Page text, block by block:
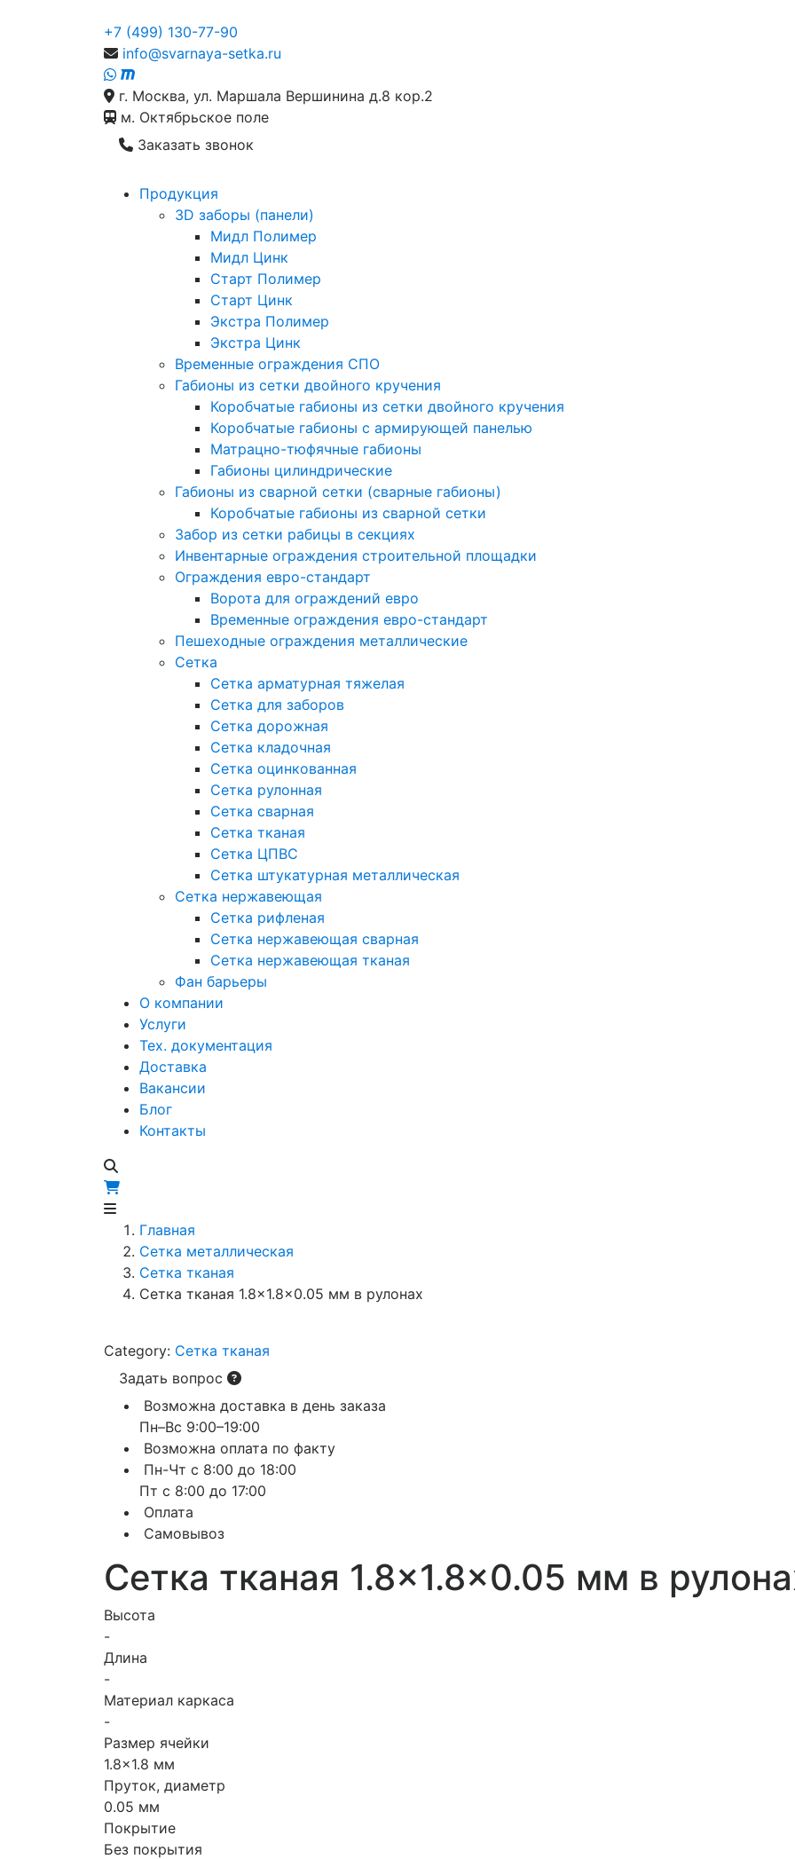
+7 (499) 130-77-90
info@svarnaya-setka.ru
г. Москва, ул. Маршала Вершинина д.8 кор.2
м. Октябрьское поле
Заказать звонок
Продукция
3D заборы (панели)
Мидл Полимер
Мидл Цинк
Старт Полимер
Старт Цинк
Экстра Полимер
Экстра Цинк
Временные ограждения СПО
Габионы из сетки двойного кручения
Коробчатые габионы из сетки двойного кручения
Коробчатые габионы с армирующей панелью
Матрацно-тюфячные габионы
Габионы цилиндрические
Габионы из сварной сетки (сварные габионы)
Коробчатые габионы из сварной сетки
Забор из сетки рабицы в секциях
Инвентарные ограждения строительной площадки
Ограждения евро-стандарт
Ворота для ограждений евро
Временные ограждения евро-стандарт
Пешеходные ограждения металлические
Сетка
Сетка арматурная тяжелая
Сетка для заборов
Сетка дорожная
Сетка кладочная
Сетка оцинкованная
Сетка рулонная
Сетка сварная
Сетка тканая
Сетка ЦПВС
Сетка штукатурная металлическая
Сетка нержавеющая
Сетка рифленая
Сетка нержавеющая сварная
Сетка нержавеющая тканая
Фан барьеры
О компании
Услуги
Тех. документация
Доставка
Вакансии
Блог
Контакты
Главная
Сетка металлическая
Сетка тканая
Сетка тканая 1.8×1.8×0.05 мм в рулонах
Category: Сетка тканая
Задать вопрос
Возможна доставка в день заказа
Пн–Вс 9:00–19:00
Возможна оплата по факту
Пн-Чт с 8:00 до 18:00
Пт с 8:00 до 17:00
Оплата
Самовывоз
Сетка тканая 1.8×1.8×0.05 мм в
Высота
-
Длина
-
Материал каркаса
-
Размер ячейки
1.8x1.8 мм
Пруток, диаметр
0.05 мм
Покрытие
Без покрытия